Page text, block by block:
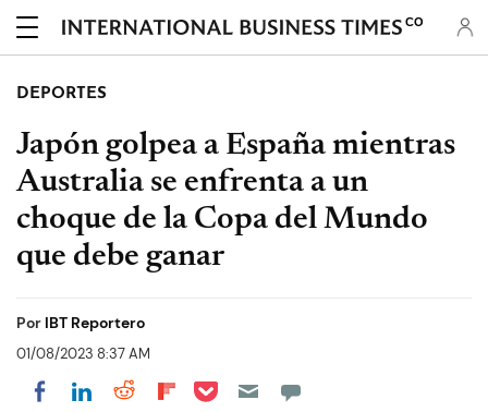
CO
DEPORTES
Japón golpea a España mientras
Australia se enfrenta a un
choque de la Copa del Mundo
que debe ganar
Por IBT Reportero
01/08/2023 8:37 AM
Share on Facebook
Share on LinkedIn
Share on Reddit
Share on Flipboard
Share on Pocket